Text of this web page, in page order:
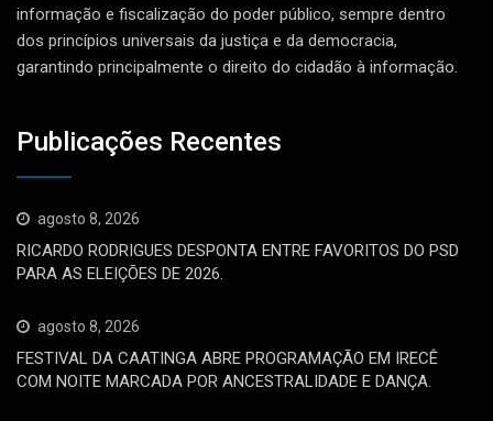
informação e fiscalização do poder público, sempre dentro
dos princípios universais da justiça e da democracia,
garantindo principalmente o direito do cidadão à informação.
Publicações Recentes
agosto 8, 2026
RICARDO RODRIGUES DESPONTA ENTRE FAVORITOS DO PSD
PARA AS ELEIÇÕES DE 2026.
agosto 8, 2026
FESTIVAL DA CAATINGA ABRE PROGRAMAÇÃO EM IRECÊ
COM NOITE MARCADA POR ANCESTRALIDADE E DANÇA.